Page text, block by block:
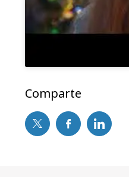
Comparte